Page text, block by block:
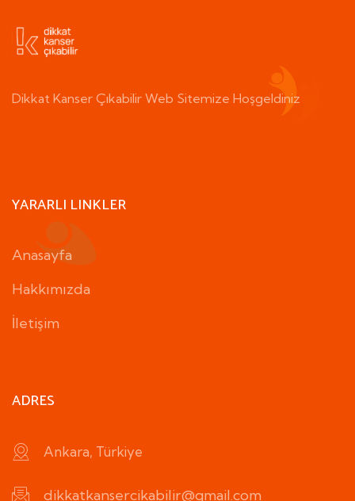
Dikkat Kanser Çıkabilir Web Sitemize Hoşgeldiniz
YARARLI LINKLER
Anasayfa
Hakkımızda
İletişim
ADRES
Ankara, Türkiye
dikkatkansercikabilir@gmail.com